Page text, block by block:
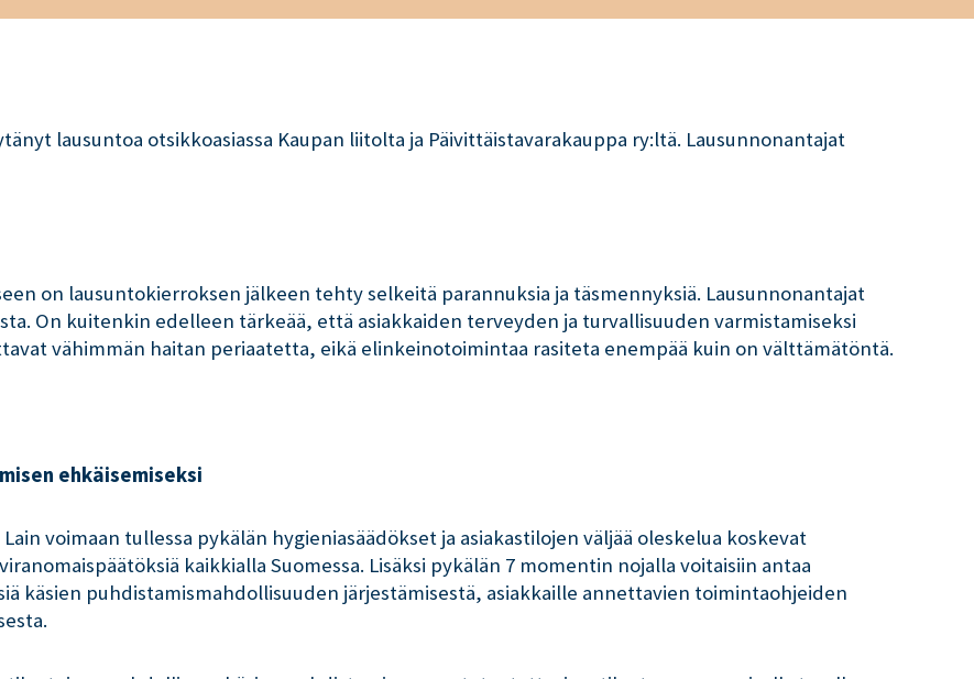
lausuntoa otsikkoasiassa Kaupan liitolta ja Päivittäistavarakauppa ry:ltä. Lausunnonantajat
on lausuntokierroksen jälkeen tehty selkeitä parannuksia ja täsmennyksiä. Lausunnonantajat
On kuitenkin edelleen tärkeää, että asiakkaiden terveyden ja turvallisuuden varmistamiseksi
vähimmän haitan periaatetta, eikä elinkeinotoimintaa rasiteta enempää kuin on välttämätöntä.
ehkäisemiseksi
voimaan tullessa pykälän hygieniasäädökset ja asiakastilojen väljää oleskelua koskevat
kaikkialla Suomessa. Lisäksi pykälän 7 momentin nojalla voitaisiin antaa
käsien puhdistamismahdollisuuden järjestämisestä, asiakkaille annettavien toimintaohjeiden